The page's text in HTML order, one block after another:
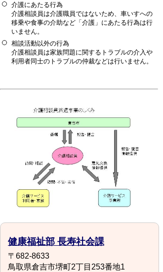
介護にあたる行為
介護相談員は介護職員ではないため、車いすへの
移乗や食事の介助など「介護」にあたる行為は行
いません。
相談活動以外の行為
介護相談員は家族問題に関するトラブルの介入や
利用者同士のトラブルの仲裁などは行いません。
健康福祉部 長寿社会課
〒682-8633
鳥取県倉吉市堺町2丁目253番地1